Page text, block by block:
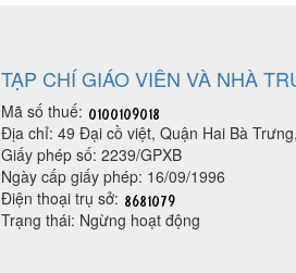
TẠP CHÍ GIÁO VIÊN VÀ NHÀ
Mã số thuế:
Địa chỉ: 49 Đại cồ việt, Quận Hai Bà
Giấy phép số: 2239/GPXB
Ngày cấp giấy phép: 16/09/1996
Điện thoại trụ sở:
Trạng thái: Ngừng hoạt động